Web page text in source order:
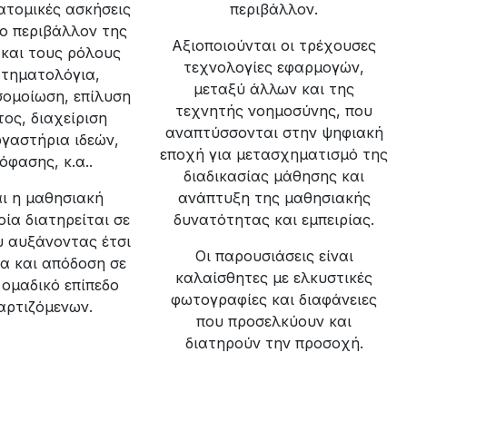
ασκήσεις
περιβάλλον της
τους ρόλους
επίλυση
διαχείριση
ιδεών,
κ.α..
η μαθησιακή
διατηρείται σε
έτσι
και απόδοση σε
επίπεδο
περιβάλλον.
Αξιοποιούνται οι τρέχουσες
τεχνολογίες εφαρμογών,
μεταξύ άλλων και της
τεχνητής νοημοσύνης, που
αναπτύσσονται στην ψηφιακή
εποχή για μετασχηματισμό της
διαδικασίας μάθησης και
ανάπτυξη της μαθησιακής
δυνατότητας και εμπειρίας.
Οι παρουσιάσεις είναι
καλαίσθητες με ελκυστικές
φωτογραφίες και διαφάνειες
που προσελκύουν και
διατηρούν την προσοχή.